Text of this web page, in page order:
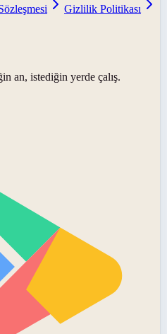
Gizlilik Politikası
an, istediğin yerde çalış.